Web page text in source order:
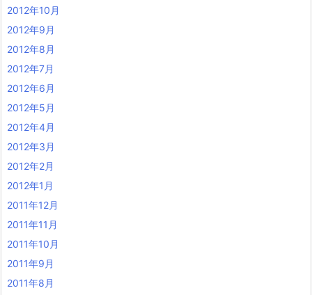
2012年10月
2012年9月
2012年8月
2012年7月
2012年6月
2012年5月
2012年4月
2012年3月
2012年2月
2012年1月
2011年12月
2011年11月
2011年10月
2011年9月
2011年8月